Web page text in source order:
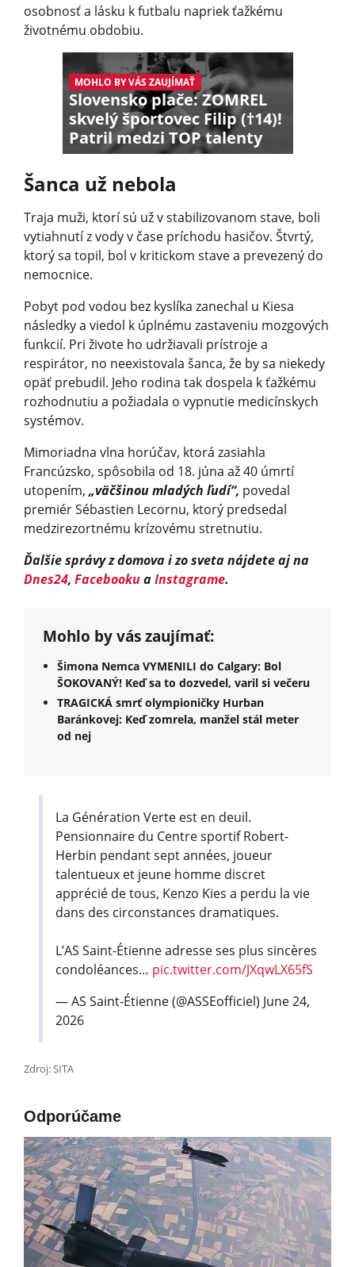
osobnosť a lásku k futbalu napriek ťažkému
životnému obdobiu.
MOHLO BY VÁS ZAUJÍMAŤ
Slovensko plače: ZOMREL
skvelý športovec Filip (†14)!
Patril medzi TOP talenty
Šanca už nebola
Traja muži, ktorí sú už v stabilizovanom stave, boli
vytiahnutí z vody v čase príchodu hasičov. Štvrtý,
ktorý sa topil, bol v kritickom stave a prevezený do
nemocnice.
Pobyt pod vodou bez kyslíka zanechal u Kiesa
následky a viedol k úplnému zastaveniu mozgových
funkcií. Pri živote ho udržiavali prístroje a
respirátor, no neexistovala šanca, že by sa niekedy
opäť prebudil. Jeho rodina tak dospela k ťažkému
rozhodnutiu a požiadala o vypnutie medicínskych
systémov.
Mimoriadna vlna horúčav, ktorá zasiahla
Francúzsko, spôsobila od 18. júna až 40 úmrtí
utopením, „väčšinou mladých ľudí“, povedal
premiér Sébastien Lecornu, ktorý predsedal
medzirezortnému krízovému stretnutiu.
Ďalšie správy z domova i zo sveta nájdete aj na
Dnes24, FacebookuaInstagrame.
Mohlo by vás zaujímať:
Šimona Nemca VYMENILI do Calgary: Bol
ŠOKOVANÝ! Keď sa to dozvedel, varil si večeru
TRAGICKÁ smrť olympioničky Hurban
Baránkovej: Keď zomrela, manžel stál meter
od nej
La Génération Verte est en deuil.
Pensionnaire du Centre sportif Robert-
Herbin pendant sept années, joueur
talentueux et jeune homme discret
apprécié de tous, Kenzo Kies a perdu la vie
dans des circonstances dramatiques.
L’AS Saint-Étienne adresse ses plus sincères
condoléances… pic.twitter.com/JXqwLX65fS
— AS Saint-Étienne (@ASSEofficiel) June 24,
2026
Zdroj: SITA
Odporúčame